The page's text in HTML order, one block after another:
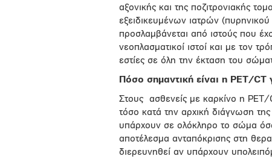
αξονικής και της ποζιτρονιακής
εξειδικευμένων ιατρών
προσλαμβάνεται από ιστούς που
νεοπλασματικοί ιστοί και με τον
εστίες σε όλη την έκταση του
Πόσο σημαντική είναι η PET/CT
Στους
ασθενείς με καρκίνο η
τόσο κατά την αρχική διάγνωση
υπάρχουν σε ολόκληρο το σώμα όσο
αποτέλεσμα ανταπόκρισης στη
διερευνηθεί αν υπάρχουν